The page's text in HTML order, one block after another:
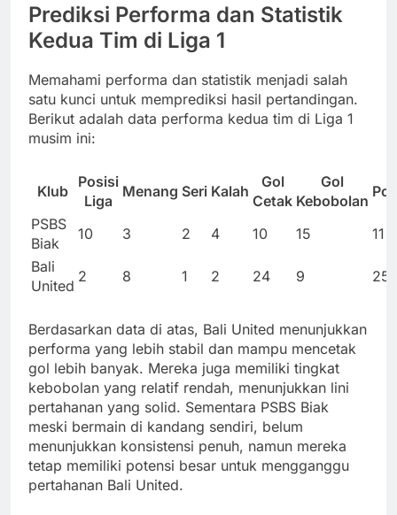
Prediksi Performa dan Statistik
Kedua Tim di Liga 1
Memahami performa dan statistik menjadi salah
satu kunci untuk memprediksi hasil pertandingan.
Berikut adalah data performa kedua tim di Liga 1
musim ini:
Klub
Posisi
Liga
Menang Seri Kalah
Gol
Cetak
Gol
Kebobolan
PSBS
Biak
10 3 2 4 10 15
11
Bali
United
2 8 1 2 24 9 25
Berdasarkan data di atas, Bali United menunjukkan
performa yang lebih stabil dan mampu mencetak
gol lebih banyak. Mereka juga memiliki tingkat
kebobolan yang relatif rendah, menunjukkan lini
pertahanan yang solid. Sementara PSBS Biak
meski bermain di kandang sendiri, belum
menunjukkan konsistensi penuh, namun mereka
tetap memiliki potensi besar untuk mengganggu
pertahanan Bali United.